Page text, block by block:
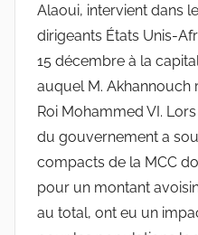
Alaoui, intervient dans
dirigeants États Unis-
15 décembre à la
auquel M. Akhannouch
Roi Mohammed VI.
du gouvernement a
compacts de la MCC
pour un montant
au total, ont eu un